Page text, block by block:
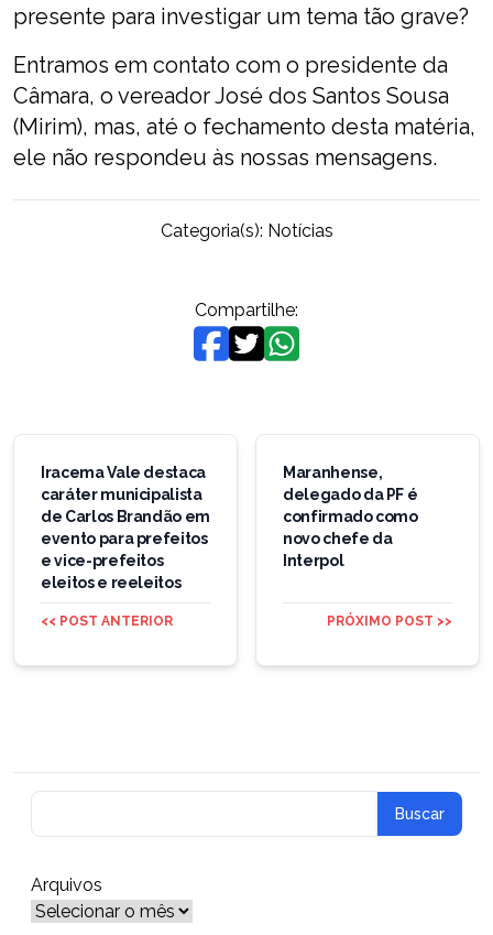
presente para investigar um tema tão grave?
Entramos em contato com o presidente da
Câmara, o vereador José dos Santos Sousa
(Mirim), mas, até o fechamento desta matéria,
ele não respondeu às nossas mensagens.
Categoria(s): Notícias
Compartilhe:
Navegação
Post
Iracema Vale destaca
caráter municipalista
de Carlos Brandão em
evento para prefeitos
e vice-prefeitos
eleitos e reeleitos
<< POST ANTERIOR
Maranhense,
delegado da PF é
confirmado como
novo chefe da
Interpol
PRÓXIMO POST >>
Arquivos
Arquivos